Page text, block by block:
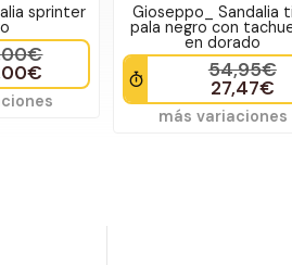
sprinter Gioseppo_ Sandalia
pala negro con
en dorado
54,95€
27,47€
más variaciones